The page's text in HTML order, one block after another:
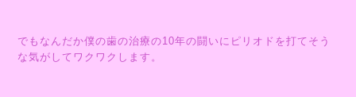
でもなんだか僕の歯の治療の10年の闘いにピリオドを打てそう
な気がしてワクワクします。